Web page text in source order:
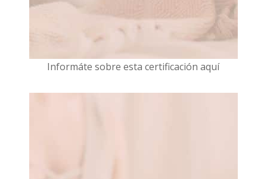
Informáte sobre esta certificación aquí